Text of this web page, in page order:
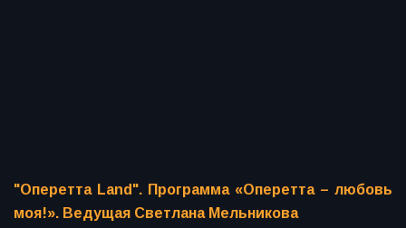
"Оперетта Land". Программа «Оперетта – любовь
моя!». Ведущая Светлана Мельникова